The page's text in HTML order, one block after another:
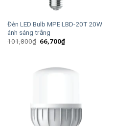
Đèn LED Bulb MPE LBD-20T 20W
ánh sáng trắng
101,800₫ Giá
gốc
66,700₫Giá
hiện
66,700₫.